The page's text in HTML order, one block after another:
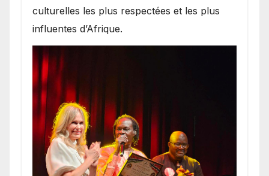
culturelles les plus respectées et les plus
influentes d’Afrique.